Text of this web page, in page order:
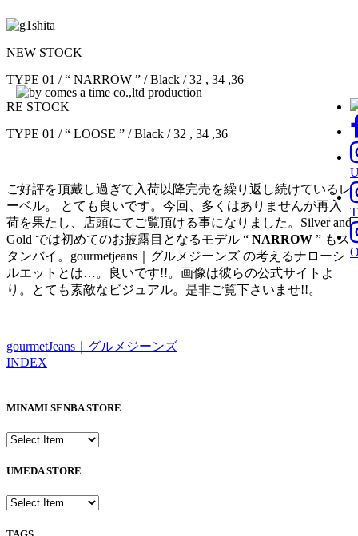
T
NEW STOCK
TYPE 01 / “ NARROW ” / Black / 32 , 34 ,36
RE STOCK
TYPE 01 / “ LOOSE ” / Black / 32 , 34 ,36
ご好評を頂戴し過ぎて入荷以降完売を繰り返し続けているレ
ーベル。 とても良いです。今回、多くはありませんが再入
荷を果たし、店頭にてご覧頂ける事になりました。Silver and
Gold では初めてのお披露目となるモデル “ NARROW ” もス
タンバイ。gourmetjeans｜グルメジーンズ の考えるナローシ
ルエットとは…。良いです!!。画像は彼らの公式サイトよ
り。とても素敵なビジュアル。是非ご覧下さいませ!!。
gourmetJeans｜グルメジーンズ
INDEX
MINAMI SENBA STORE
UMEDA STORE